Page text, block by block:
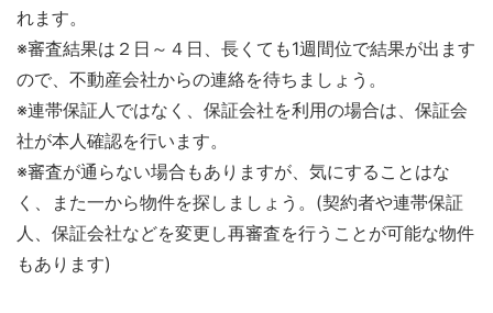
れます。
※審査結果は２日～４日、長くても1週間位で結果が出ます
ので、不動産会社からの連絡を待ちましょう。
※連帯保証人ではなく、保証会社を利用の場合は、保証会
社が本人確認を行います。
※審査が通らない場合もありますが、気にすることはな
く、また一から物件を探しましょう。(契約者や連帯保証
人、保証会社などを変更し再審査を行うことが可能な物件
もあります)